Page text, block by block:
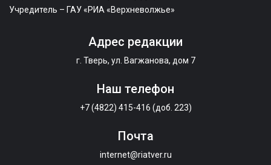
Учредитель – ГАУ «РИА «Верхневолжье»
Адрес редакции
г. Тверь, ул. Вагжанова, дом 7
Наш телефон
+7 (4822) 415-416 (доб. 223)
Почта
internet@riatver.ru